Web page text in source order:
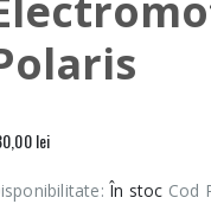
lei
În stoc Cod